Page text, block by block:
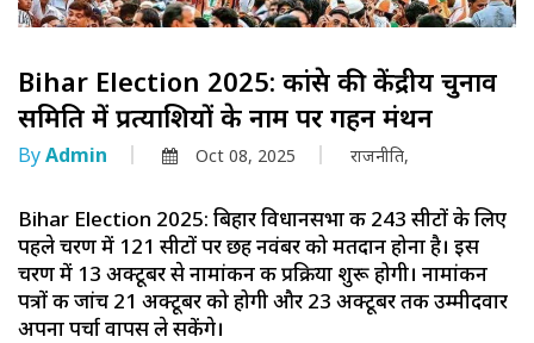
Bihar Election 2025: कांग्रेस की केंद्रीय चुनाव
समिति में प्रत्याशियों के नाम पर गहन मंथन
ByAdmin Oct 08, 2025 राजनीति,
Bihar Election 2025: बिहार विधानसभा की 243 सीटों के लिए
पहले चरण में 121 सीटों पर छह नवंबर को मतदान होना है। इस
चरण में 13 अक्टूबर से नामांकन की प्रक्रिया शुरू होगी। नामांकन
पत्रों की जांच 21 अक्टूबर को होगी और 23 अक्टूबर तक उम्मीदवार
अपना पर्चा वापस ले सकेंगे।